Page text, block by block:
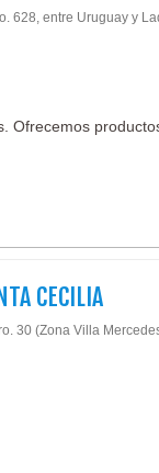
628, entre Uruguay y
Ofrecemos
CECILIA
30 (Zona Villa